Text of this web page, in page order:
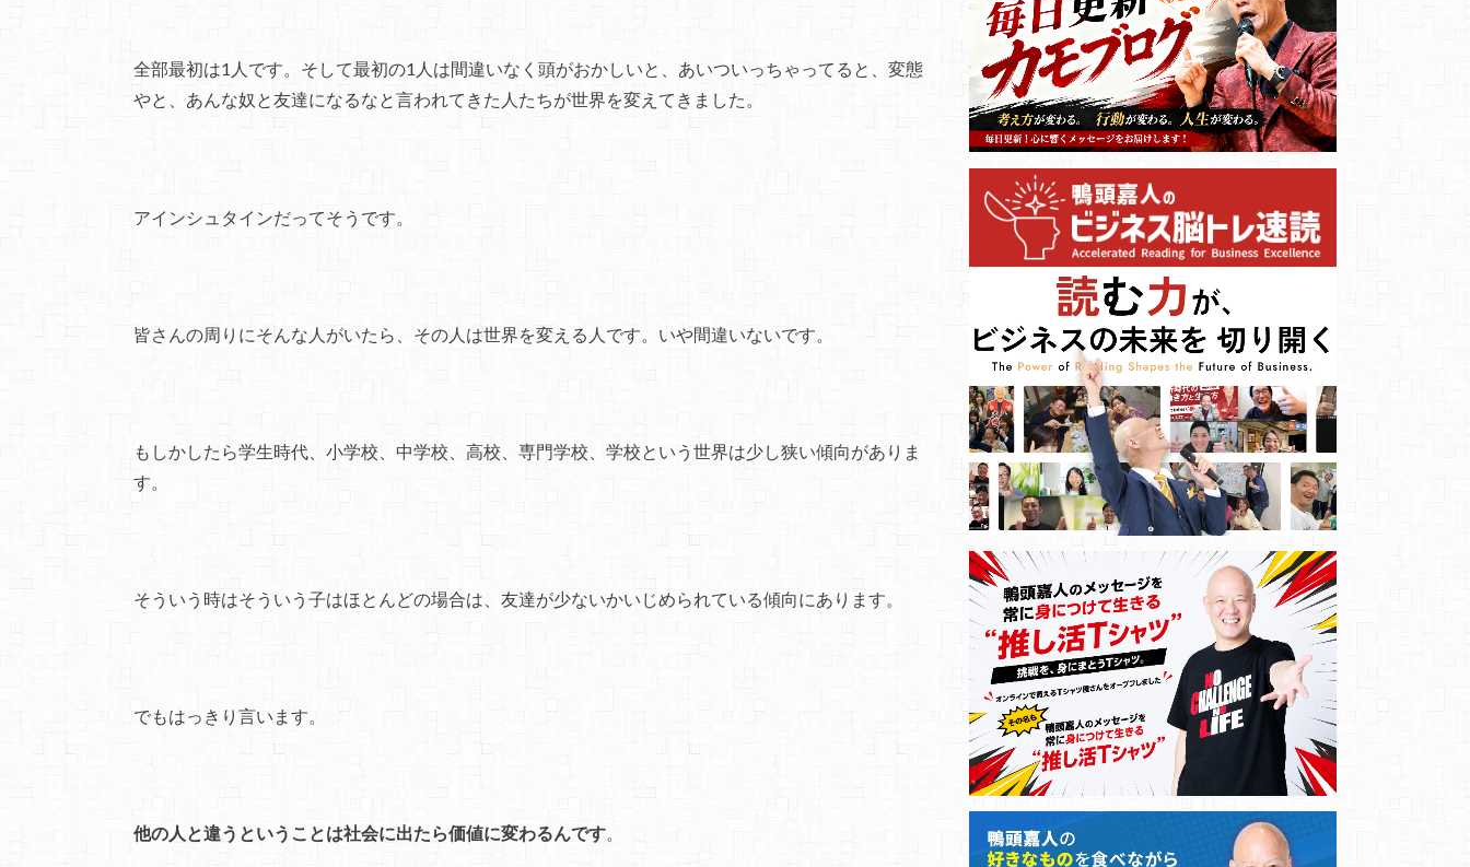
全部最初は1人です。そして最初の1人は間違いなく頭がおかしいと、あいついっちゃってると、変態
やと、あんな奴と友達になるなと言われてきた人たちが世界を変えてきました。
アインシュタインだってそうです。
皆さんの周りにそんな人がいたら、その人は世界を変える人です。いや間違いないです。
もしかしたら学生時代、小学校、中学校、高校、専門学校、学校という世界は少し狭い傾向がありま
す。
そういう時はそういう子はほとんどの場合は、友達が少ないかいじめられている傾向にあります。
でもはっきり言います。
他の人と違うということは社会に出たら価値に変わるんです。